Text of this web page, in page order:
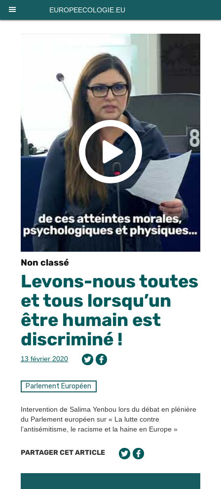
EUROPEECOLOGIE.EU
Non classé
Levons-nous toutes
et tous lorsqu’un
être humain est
discriminé !
13 février 2020
Parlement Européen
Intervention de Salima Yenbou lors du débat en plénière
du Parlement européen sur « La lutte contre
l’antisémitisme, le racisme et la haine en Europe »
PARTAGER CET ARTICLE